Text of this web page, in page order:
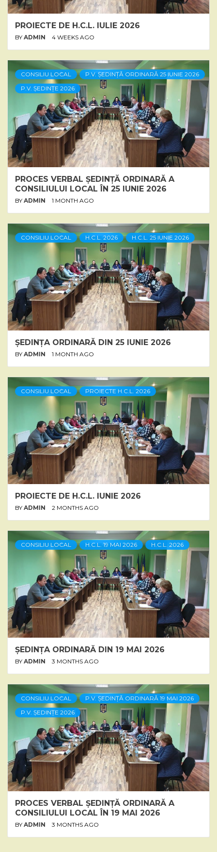
PROIECTE DE H.C.L. IULIE 2026
BY ADMIN 4 WEEKS AGO
CONSILIU LOCAL
P.V. ȘEDINȚĂ ORDINARĂ 25 IUNIE 2026
P.V. ȘEDINȚE 2026
PROCES VERBAL ȘEDINȚĂ ORDINARĂ A
CONSILIULUI LOCAL ÎN 25 IUNIE 2026
BY ADMIN 1 MONTH AGO
CONSILIU LOCAL H.C.L. 2026 H.C.L. 25 IUNIE 2026
ȘEDINȚA ORDINARĂ DIN 25 IUNIE 2026
BY ADMIN 1 MONTH AGO
CONSILIU LOCAL PROIECTE H.C.L. 2026
PROIECTE DE H.C.L. IUNIE 2026
BY ADMIN 2 MONTHS AGO
CONSILIU LOCAL H.C.L. 19 MAI 2026 H.C.L. 2026
ȘEDINȚA ORDINARĂ DIN 19 MAI 2026
BY ADMIN 3 MONTHS AGO
CONSILIU LOCAL
P.V. ȘEDINȚĂ ORDINARĂ 19 MAI 2026
P.V. ȘEDINȚE 2026
PROCES VERBAL ȘEDINȚĂ ORDINARĂ A
CONSILIULUI LOCAL ÎN 19 MAI 2026
BY ADMIN 3 MONTHS AGO